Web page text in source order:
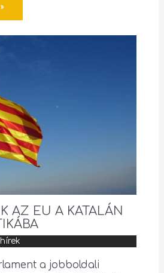
AZ EU A KATALÁN
a jobboldali